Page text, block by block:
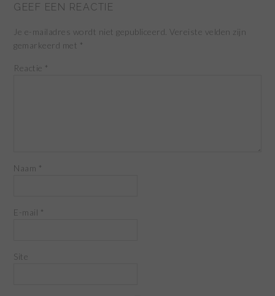
GEEF EEN REACTIE
Je e-mailadres wordt niet gepubliceerd. Vereiste velden zijn
gemarkeerd met *
Reactie *
Naam *
E-mail *
Site